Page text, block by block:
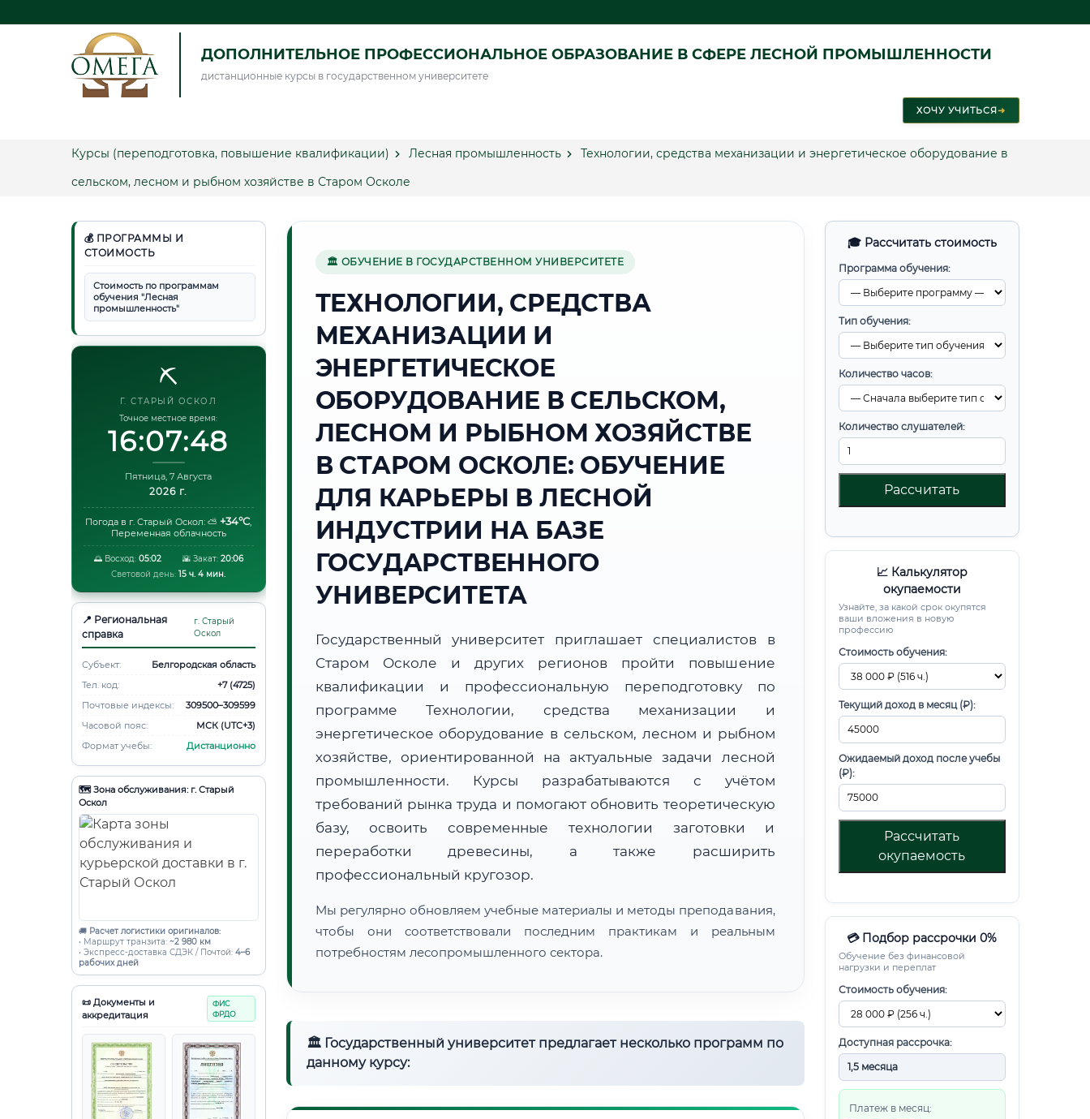
ДОПОЛНИТЕЛЬНОЕ ПРОФЕССИОНАЛЬНОЕ ОБРАЗОВАНИЕ В СФЕРЕ ЛЕСНОЙ ПРОМЫШЛЕННОСТИ
дистанционные курсы в государственном университете
ХОЧУ УЧИТЬСЯ➜
Курсы (переподготовка, повышение квалификации) Лесная промышленность
Технологии, средства механизации и энергетическое оборудование в
сельском, лесном и рыбном хозяйстве в Старом Осколе
💰 ПРОГРАММЫ И
СТОИМОСТЬ
Стоимость по программам
обучения "Лесная
промышленность"
⛏️
Г. СТАРЫЙ ОСКОЛ
Точное местное время:
16:07:49
Пятница, 7 Августа
2026 г.
Погода в г. Старый Оскол: ⛅ +34°C,
Переменная облачность
🌅 Восход: 05:02 🌇 Закат: 20:06
Световой день: 15 ч. 4 мин.
📍 Региональная
справка
г. Старый
Оскол
Субъект:
Белгородская область
Тел. код:
+7 (4725)
Почтовые индексы:
309500–309599
Часовой пояс:
МСК (UTC+3)
Формат учебы:
Дистанционно
🗺️ Зона обслуживания: г. Старый
Оскол
🚚 Расчет логистики оригиналов:
• Маршрут транзита: ~2 980 км
• Экспресс-доставка СДЭК / Почтой: 4–6
рабочих дней
📜 Документы и
аккредитация
ФИС
ФРДО
🎓 Рассчитать стоимость
Программа обучения:
Тип обучения:
Количество часов:
Количество слушателей:
Рассчитать
📈 Калькулятор
окупаемости
Узнайте, за какой срок окупятся
ваши вложения в новую
профессию
Стоимость обучения:
Текущий доход в месяц (₽):
Ожидаемый доход после учебы
(₽):
Рассчитать
окупаемость
💳 Подбор рассрочки 0%
Обучение без финансовой
нагрузки и переплат
Стоимость обучения:
Доступная рассрочка:
Платеж в месяц:
🏛 ОБУЧЕНИЕ В ГОСУДАРСТВЕННОМ УНИВЕРСИТЕТЕ
ТЕХНОЛОГИИ, СРЕДСТВА
МЕХАНИЗАЦИИ И
ЭНЕРГЕТИЧЕСКОЕ
ОБОРУДОВАНИЕ В СЕЛЬСКОМ,
ЛЕСНОМ И РЫБНОМ ХОЗЯЙСТВЕ
В СТАРОМ ОСКОЛЕ: ОБУЧЕНИЕ
ДЛЯ КАРЬЕРЫ В ЛЕСНОЙ
ИНДУСТРИИ НА БАЗЕ
ГОСУДАРСТВЕННОГО
УНИВЕРСИТЕТА
Государственный университет приглашает специалистов в
Старом Осколе и других регионов пройти повышение
квалификации и профессиональную переподготовку по
программе Технологии, средства механизации и
энергетическое оборудование в сельском, лесном и рыбном
хозяйстве, ориентированной на актуальные задачи лесной
промышленности. Курсы разрабатываются с учётом
требований рынка труда и помогают обновить теоретическую
базу, освоить современные технологии заготовки и
переработки древесины, а также расширить
профессиональный кругозор.
Мы регулярно обновляем учебные материалы и методы преподавания,
чтобы они соответствовали последним практикам и реальным
потребностям лесопромышленного сектора.
🏛 Государственный университет предлагает несколько программ по
данному курсу: